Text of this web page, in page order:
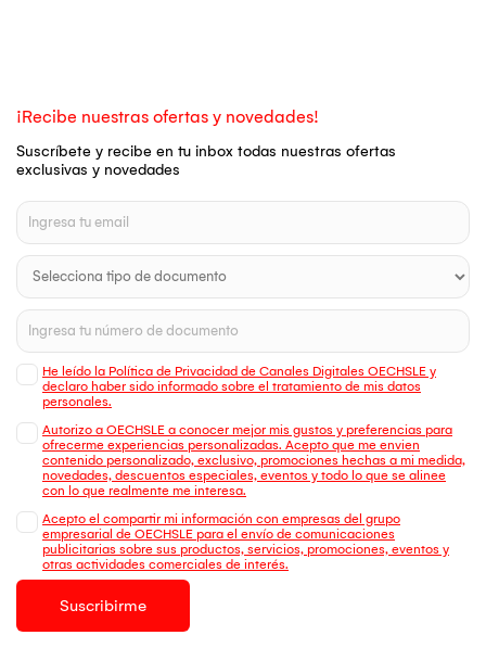
¡Recibe nuestras ofertas y novedades!
Suscríbete y recibe en tu inbox todas nuestras ofertas
exclusivas y novedades
He leído la Política de Privacidad de Canales Digitales OECHSLE y
declaro haber sido informado sobre el tratamiento de mis datos
personales.
Autorizo a OECHSLE a conocer mejor mis gustos y preferencias para
ofrecerme experiencias personalizadas. Acepto que me envien
contenido personalizado, exclusivo, promociones hechas a mi medida,
novedades, descuentos especiales, eventos y todo lo que se alinee
con lo que realmente me interesa.
Acepto el compartir mi información con empresas del grupo
empresarial de OECHSLE para el envío de comunicaciones
publicitarias sobre sus productos, servicios, promociones, eventos y
otras actividades comerciales de interés.
Suscribirme